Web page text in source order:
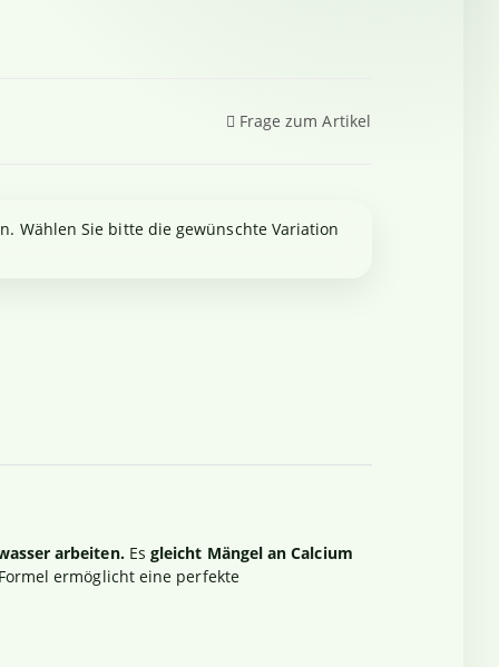
Frage zum Artikel
Wählen Sie bitte die gewünschte Variation
arbeiten.Es gleicht Mängel an Calcium
ermöglicht eine perfekte